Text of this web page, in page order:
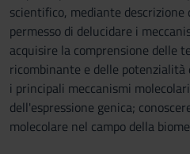
scientifico, mediante
permesso di delucidare i
acquisire la comprensione delle
ricombinante e delle potenzialità
i principali meccanismi
dell'espressione genica;
molecolare nel campo della